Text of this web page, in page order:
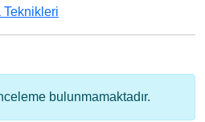
Teknikleri
bulunmamaktadır.